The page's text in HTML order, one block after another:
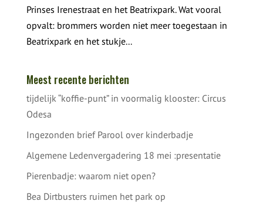
Prinses Irenestraat en het Beatrixpark. Wat vooral
opvalt: brommers worden niet meer toegestaan in
Beatrixpark en het stukje...
Meest recente berichten
tijdelijk “koffie-punt” in voormalig klooster: Circus
Odesa
Ingezonden brief Parool over kinderbadje
Algemene Ledenvergadering 18 mei :presentatie
Pierenbadje: waarom niet open?
Bea Dirtbusters ruimen het park op